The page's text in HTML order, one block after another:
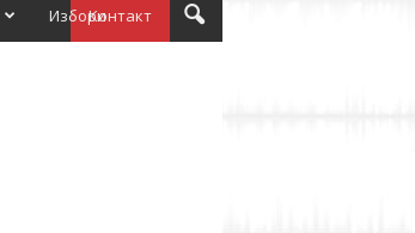
Контакт
Избори